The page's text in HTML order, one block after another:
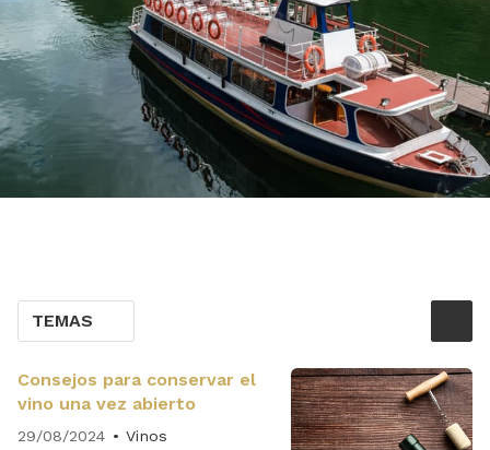
TEMAS
Consejos para conservar el
vino una vez abierto
29/08/2024 Vinos